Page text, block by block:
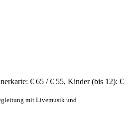
€ 65 / € 55, Kinder (bis 12): €
mit Livemusik und